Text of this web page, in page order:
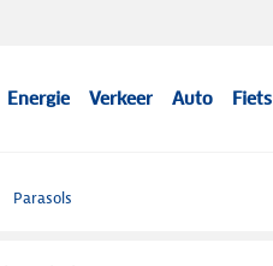
Energie Verkeer Auto Fiets
Parasols